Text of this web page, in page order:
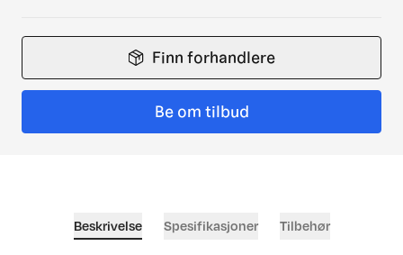
Finn forhandlere
Be om tilbud
Beskrivelse Spesifikasjoner Tilbehør